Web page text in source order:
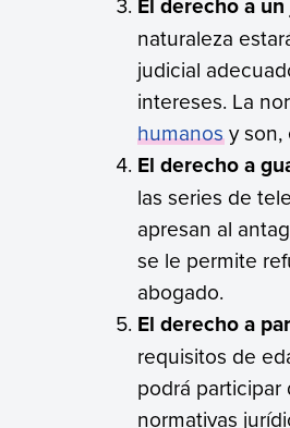
naturaleza
judicial
intereses. La
humanosy son,
El derecho a
las series de
apresan al
se le permite
abogado.
El derecho a
requisitos de
podrá
normativas